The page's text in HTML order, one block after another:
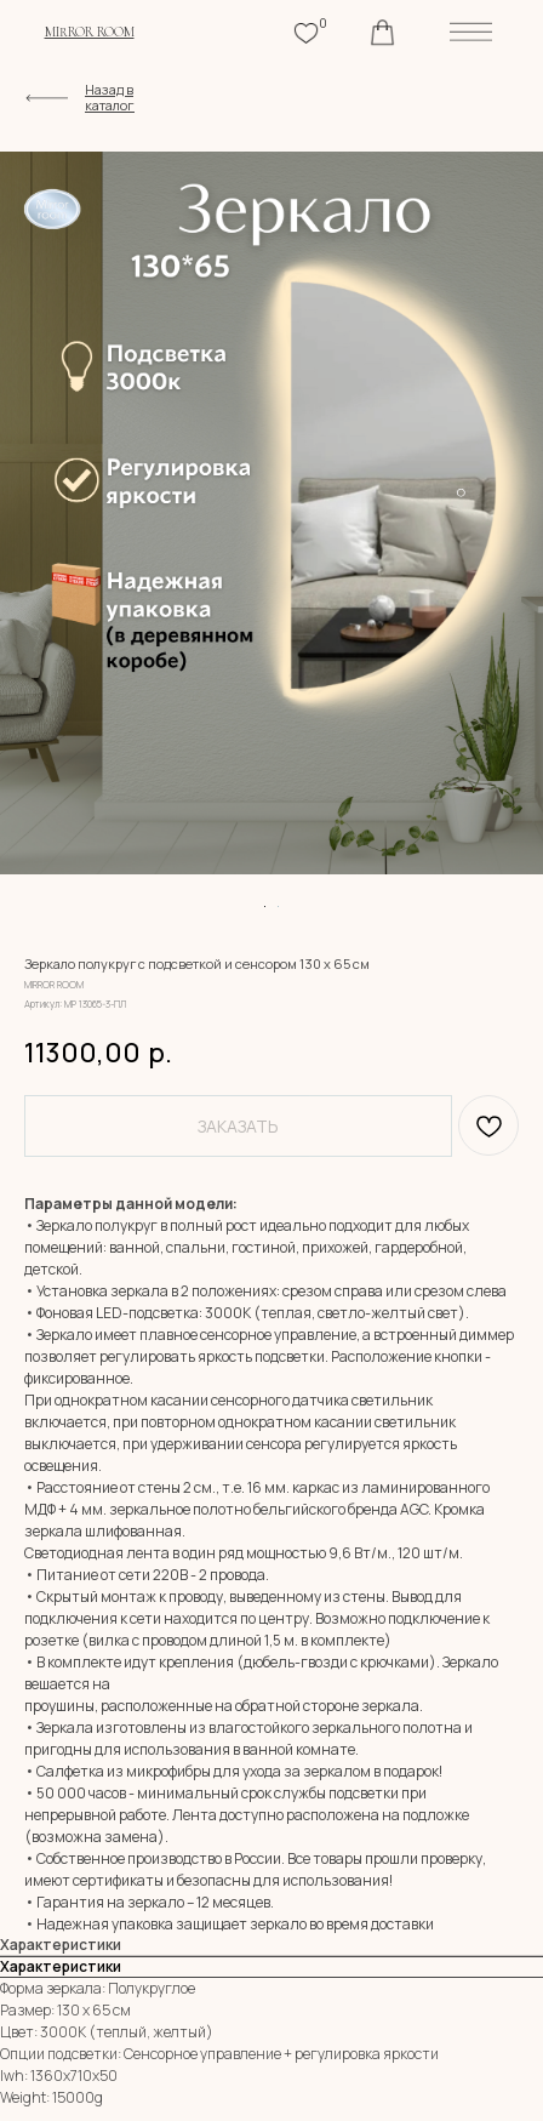
Зеркало полукруг с подсветкой и сенсором 130 х 65 см
MIRROR ROOM
Артикул:МР 13065-3-ПЛ
11300,00 р.
ЗАКАЗАТЬ
Параметры данной модели:
• Зеркало полукруг в полный рост идеально подходит для любых
помещений: ванной, спальни, гостиной, прихожей, гардеробной,
детской.
• Установка зеркала в 2 положениях: срезом справа или срезом слева
• Фоновая LED-подсветка: 3000К (теплая, светло-желтый свет).
• Зеркало имеет плавное сенсорное управление, а встроенный диммер
позволяет регулировать яркость подсветки. Расположение кнопки -
фиксированное.
При однократном касании сенсорного датчика светильник
включается, при повторном однократном касании светильник
выключается, при удерживании сенсора регулируется яркость
освещения.
• Расстояние от стены 2 см., т.е. 16 мм. каркас из ламинированного
МДФ + 4 мм. зеркальное полотно бельгийского бренда AGC. Кромка
зеркала шлифованная.
Светодиодная лента в один ряд мощностью 9,6 Вт/м., 120 шт/м.
• Питание от сети 220В - 2 провода.
• Скрытый монтаж к проводу, выведенному из стены. Вывод для
подключения к сети находится по центру. Возможно подключение к
розетке (вилка с проводом длиной 1,5 м. в комплекте)
• В комплекте идут крепления (дюбель-гвозди с крючками). Зеркало
вешается на
проушины, расположенные на обратной стороне зеркала.
• Зеркала изготовлены из влагостойкого зеркального полотна и
пригодны для использования в ванной комнате.
• Салфетка из микрофибры для ухода за зеркалом в подарок!
• 50 000 часов - минимальный срок службы подсветки при
непрерывной работе. Лента доступно расположена на подложке
(возможна замена).
• Собственное производство в России. Все товары прошли проверку,
имеют сертификаты и безопасны для использования!
• Гарантия на зеркало – 12 месяцев.
• Надежная упаковка защищает зеркало во время доставки
Характеристики
Характеристики
Форма зеркала: Полукруглое
Размер: 130 х 65 см
Цвет: 3000К (теплый, желтый)
Опции подсветки: Сенсорное управление + регулировка яркости
lwh: 1360x710x50
Weight: 15000g
MIRROR ROOM
+7 (961) 595-72-73
E-mail:
Адрес: 350037, г. Краснодар,
х. им. Ленина, ДНТ Виктория,
ул. Казачья, д. 2А
zerkala@ksk23.ru
Остались вопросы?
Оставь заявку и мы с Вами свяжемся
Имя
Телефон
+7
Я согласен с политикой конфиденциальности